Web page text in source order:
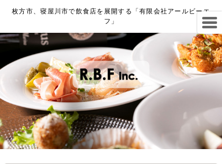
枚方市、寝屋川市で飲食店を展開する「有限会社アールビーエ
フ」